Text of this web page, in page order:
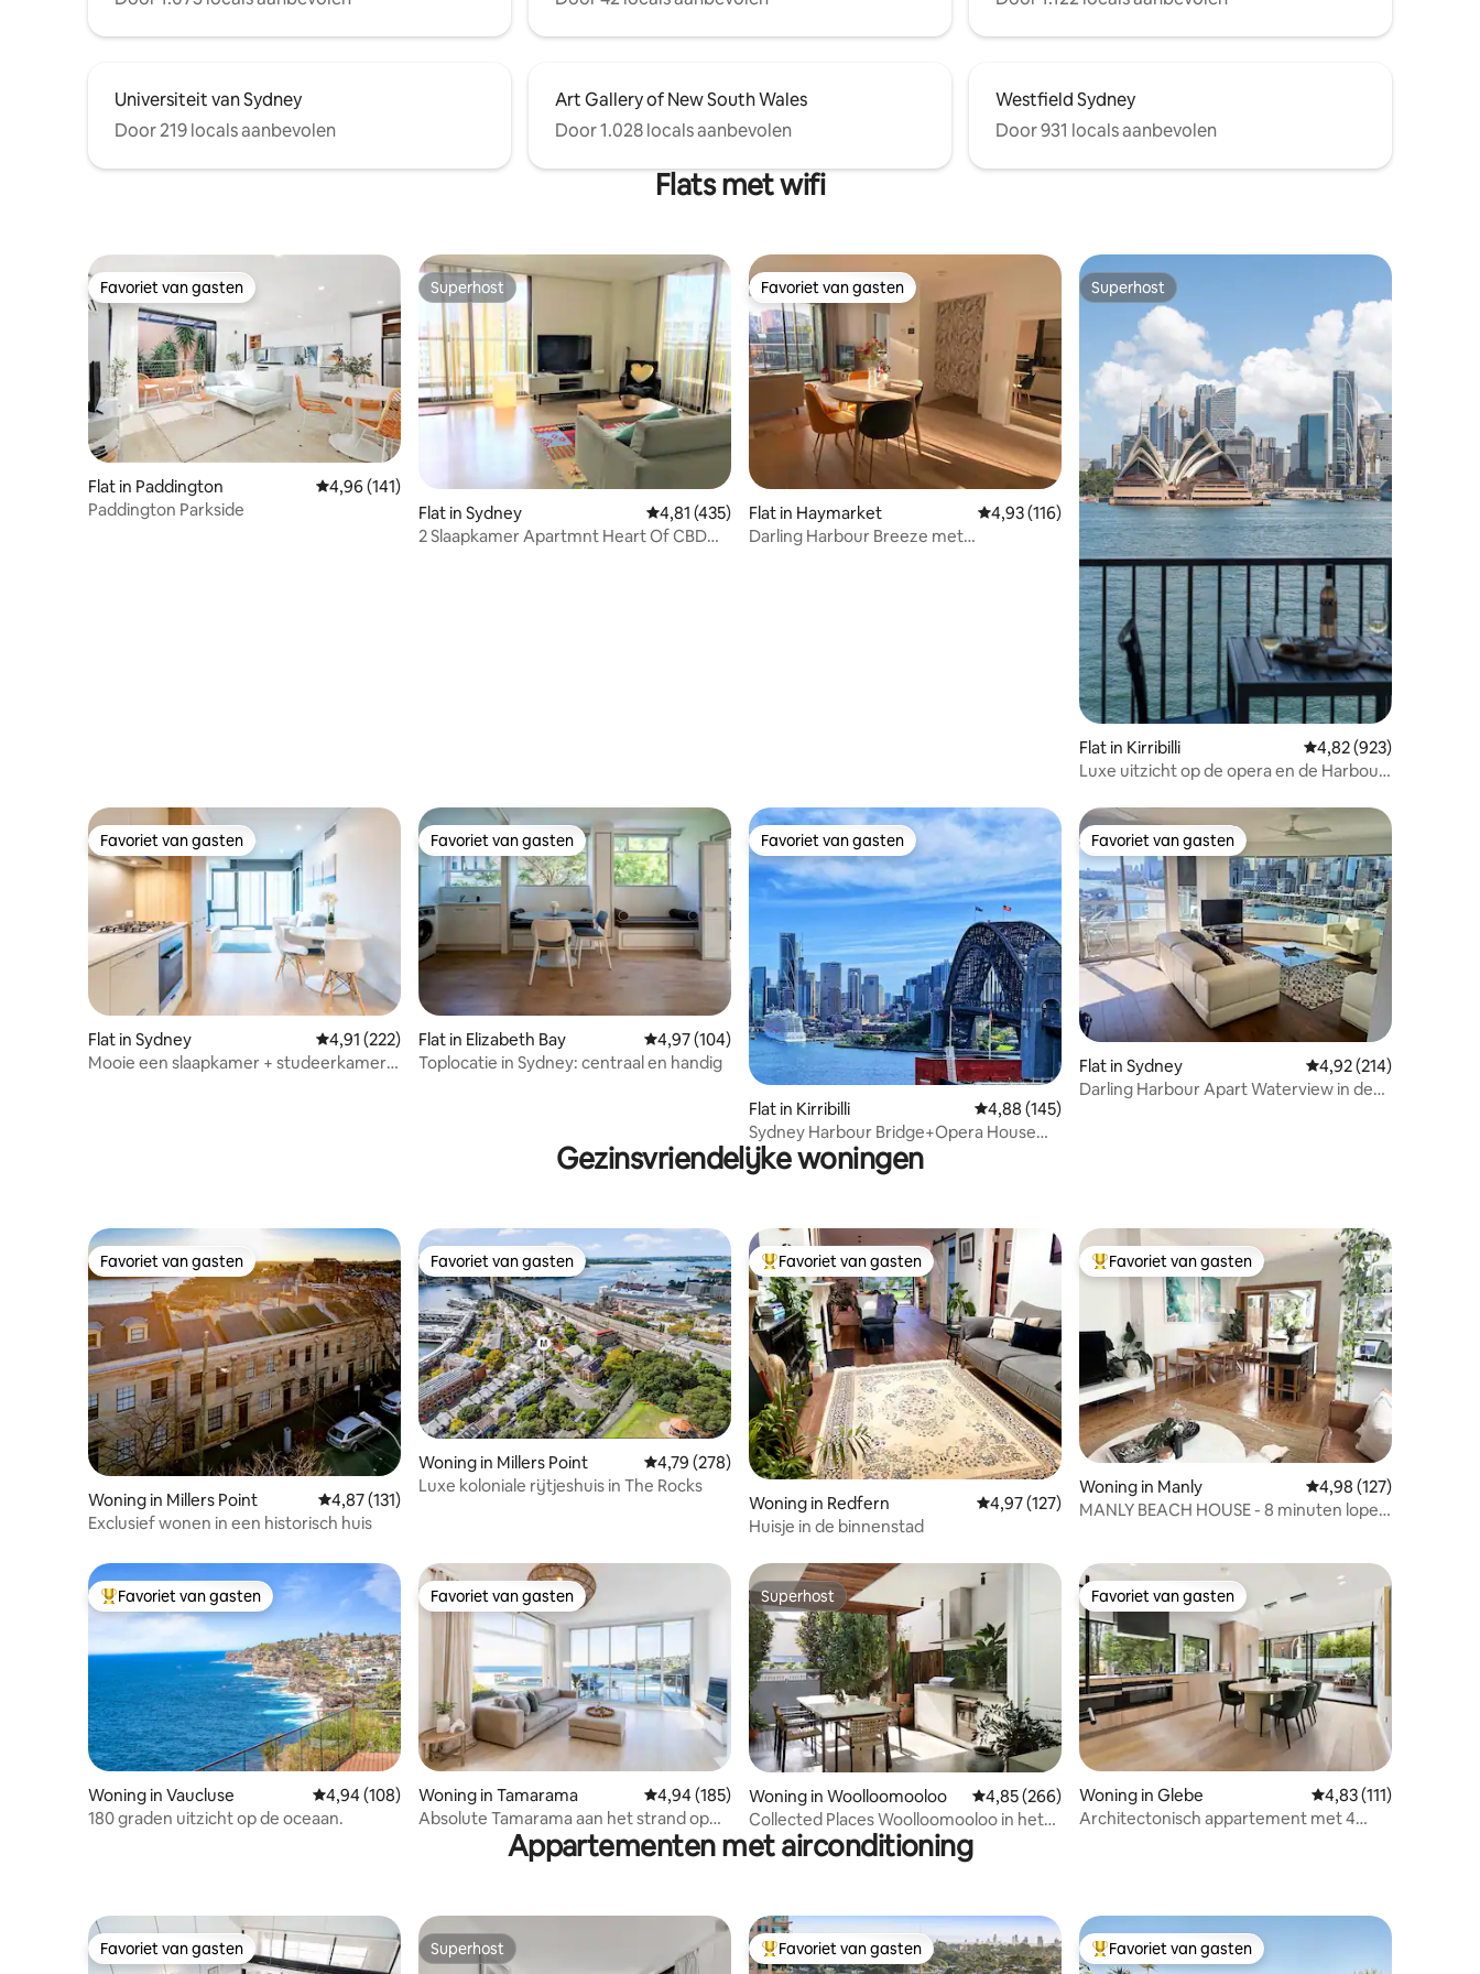
Universiteit van Sydney
Door 219 locals aanbevolen
Art Gallery of New South Wales
Door 1.028 locals aanbevolen
Westfield Sydney
Door 931 locals aanbevolen
Flats met wifi
Favoriet van gasten
Favoriet van gasten
Flat in Paddington Gemiddelde beoordeling van 4,96 op 5, 141 recensies
4,96 (141)
Paddington Parkside
Superhost
Superhost
Flat in Sydney Gemiddelde beoordeling van 4,81 op 5, 435 recensies
4,81 (435)
2 Slaapkamer Apartmnt Heart Of CBD
Favoriet van gasten
Favoriet van gasten
Flat in Haymarket Gemiddelde beoordeling van 4,93 op 5, 116 recensies
4,93 (116)
Darling Harbour Breeze met
Superhost
Superhost
Flat in Kirribilli Gemiddelde
4,82 (923)
Luxe uitzicht op de opera en de Harbour
Favoriet van gasten
Favoriet van gasten
Flat in Sydney Gemiddelde beoordeling van 4,91 op 5, 222 recensies
4,91 (222)
Mooie een slaapkamer + studeerkamer
Favoriet van gasten
Favoriet van gasten
Flat in Elizabeth Bay Gemiddelde beoordeling van 4,97 op 5, 104 recensies
4,97 (104)
Toplocatie in Sydney: centraal en handig
Favoriet van gasten
Favoriet van gasten
Flat in Kirribilli Gemiddelde beoordeling van 4,88 op 5, 145 recensies
4,88 (145)
Sydney Harbour Bridge+Opera House
uitzicht｜1 parkeerplaats
Favoriet van gasten
Favoriet van gasten
Flat in Sydney Gemiddelde
4,92 (214)
Darling Harbour Apart Waterview in de
Gezinsvriendelijke woningen
Favoriet van gasten
Favoriet van gasten
Woning in Millers Point Gemiddelde beoordeling van 4,87 op 5, 131 recensies
4,87 (131)
Exclusief wonen in een historisch huis
Favoriet van gasten
Favoriet van gasten
Woning in Millers Point Gemiddelde beoordeling van 4,79 op 5, 278 recensies
4,79 (278)
Luxe koloniale rijtjeshuis in The Rocks
Topfavoriet van gasten
Favoriet van gasten
Woning in Redfern Gemiddelde beoordeling van 4,97 op 5, 127 recensies
4,97 (127)
Huisje in de binnenstad
Topfavoriet van gasten
Favoriet van gasten
Woning in Manly Gemiddelde
4,98 (127)
MANLY BEACH HOUSE - 8 minuten lopen
Topfavoriet van gasten
Favoriet van gasten
Woning in Vaucluse Gemiddelde beoordeling van 4,94 op 5, 108 recensies
4,94 (108)
180 graden uitzicht op de oceaan.
Favoriet van gasten
Favoriet van gasten
Woning in Tamarama Gemiddelde beoordeling van 4,94 op 5, 185 recensies
4,94 (185)
Absolute Tamarama aan het strand op
Bondi Coastal Walk
Superhost
Superhost
Woning in Woolloomooloo Gemiddelde beoordeling van 4,85 op 5, 266 recensies
4,85 (266)
Collected Places Woolloomooloo in het
hart van Sydney
Favoriet van gasten
Favoriet van gasten
Woning in Glebe Gemiddelde
4,83 (111)
Architectonisch appartement met 4
Appartementen met airconditioning
Favoriet van gasten
Favoriet van gasten Superhost
Superhost Topfavoriet van gasten
Favoriet van gasten Topfavoriet van gasten
Favoriet van gasten